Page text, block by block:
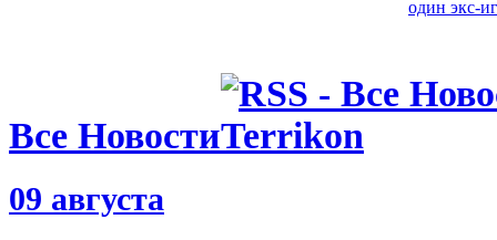
один экс-
08.08.26 21:51
Все Новости
09 августа